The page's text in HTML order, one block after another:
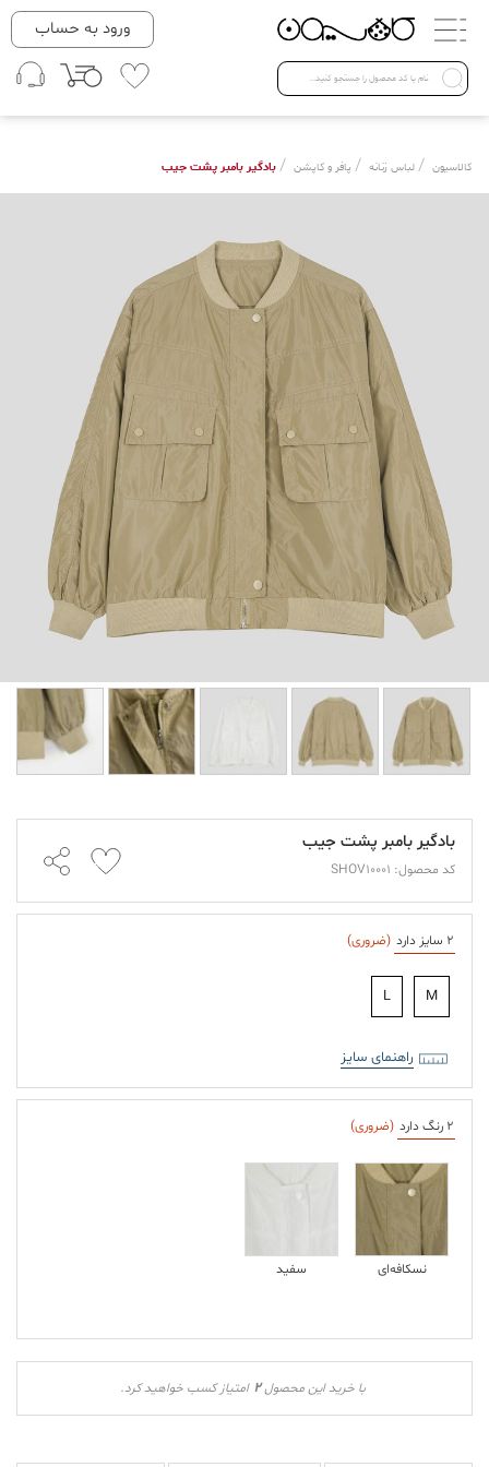
دسته بندی ها
Open submenu ( لباس زنانه )
لباس زنانه
لباس مردانه
ورود به حساب
کالاسیون / لباس زنانه / پافر و کاپشن / بادگیر بامبر پشت جیب
بادگیر بامبر پشت جیب
کد محصول: SHOV10001
2 سایز دارد (ضروری)
M
L
راهنمای سایز
2 رنگ دارد (ضروری)
نسکافه‌ای سفید
با خرید این محصول2 امتیاز کسب خواهید کرد.